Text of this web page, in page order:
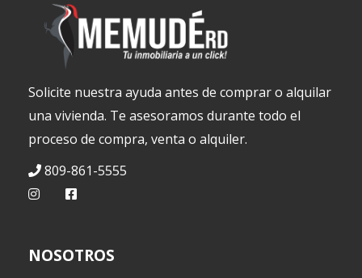
Solicite nuestra ayuda antes de comprar o alquilar
una vivienda. Te asesoramos durante todo el
proceso de compra, venta o alquiler.
809-861-5555
NOSOTROS